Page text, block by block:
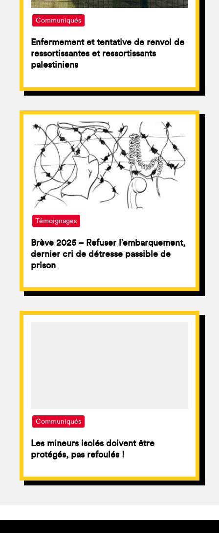
Communiqués
Enfermement et tentative de renvoi de
ressortissantes et ressortissants
palestiniens
Témoignages
Brève 2025 – Refuser l’embarquement,
dernier cri de détresse passible de
prison
Communiqués
Les mineurs isolés doivent être
protégés, pas refoulés !